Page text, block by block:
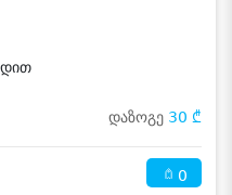
დაზოგე 30 ₾
0